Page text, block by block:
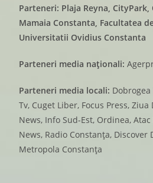
Parteneri: Plaja Reyna,
Mamaia Constanta, Facultatea
Universitatii Ovidius Constanta
Parteneri media naționali:
Parteneri media locali: Dobrogea
Tv, Cuget Liber, Focus Press,
News, Info Sud-Est, Ordinea,
News, Radio Constanța, Discover
Metropola Constanța